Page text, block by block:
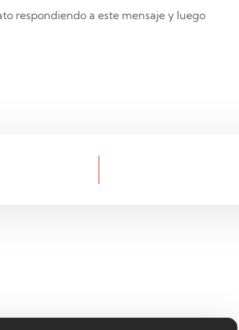
respondiendo a este mensaje y luego